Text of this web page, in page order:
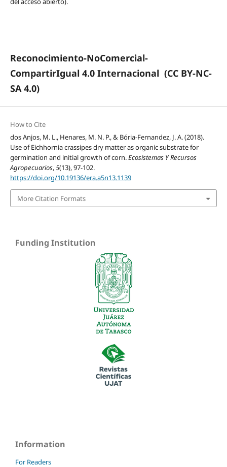
Reconocimiento-NoComercial-
CompartirIgual 4.0 Internacional (CC BY-NC-
SA 4.0)
How to Cite
dos Anjos, M. L., Henares, M. N. P., & Bória-Fernandez, J. A. (2018).
Use of Eichhornia crassipes dry matter as organic substrate for
germination and initial growth of corn.Ecosistemas Y Recursos
Agropecuarios,5(13), 97-102.
https://doi.org/10.19136/era.a5n13.1139
More Citation Formats
Funding Institution
Information
For Readers